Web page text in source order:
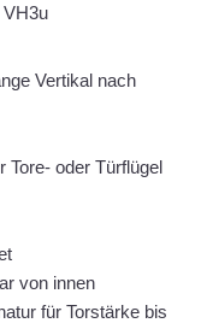
Vertikal nach
Tore- oder Türflügel
von innen
für Torstärke bis